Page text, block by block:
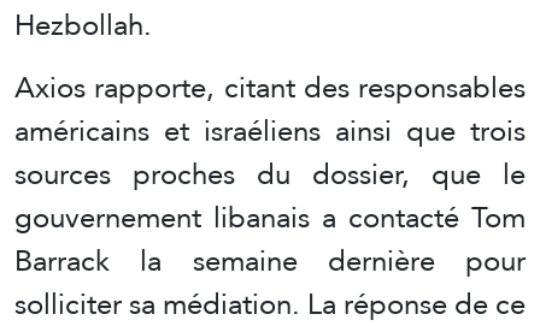
Hezbollah.
Axios rapporte, citant des responsables
américains et israéliens ainsi que trois
sources proches du dossier, que le
gouvernement libanais a contacté Tom
Barrack la semaine dernière pour
solliciter sa médiation. La réponse de ce